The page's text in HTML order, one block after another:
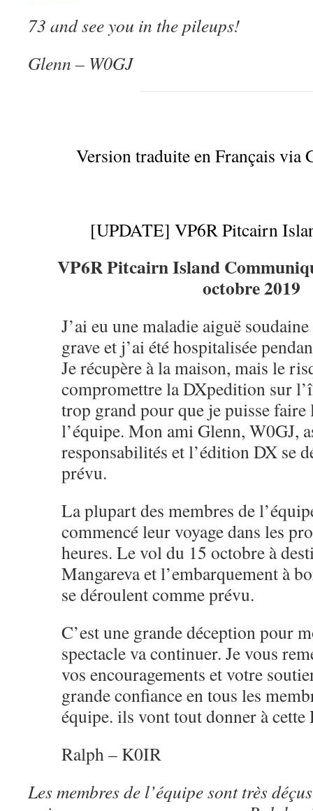
73 and see you in the pileups!
Glenn – W0GJ
Version traduite en Français via
[UPDATE] VP6R Pitcairn
VP6R Pitcairn Island
octobre 2019
J’ai eu une maladie aiguë
grave et j’ai été hospitalisée
Je récupère à la maison, mais le
compromettre la DXpedition sur
trop grand pour que je puisse faire
l’équipe. Mon ami Glenn, W0GJ,
responsabilités et l’édition DX se
prévu.
La plupart des membres de
commencé leur voyage dans les
heures. Le vol du 15 octobre à
Mangareva et l’embarquement à
se déroulent comme prévu.
C’est une grande déception pour
spectacle va continuer. Je vous
vos encouragements et votre
grande confiance en tous les
équipe. ils vont tout donner à
Ralph – K0IR
Les membres de l’équipe sont très